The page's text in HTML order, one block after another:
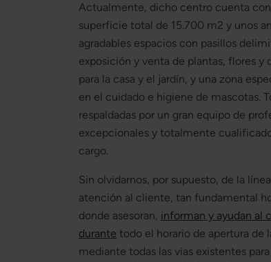
Actualmente, dicho centro cuenta
superficie total de 15.700 m2 y unos
agradables espacios con pasillos
exposición y venta de plantas, flores y
para la casa y el jardín, y una zona
en el cuidado e higiene de mascotas.
respaldadas por un gran equipo de
excepcionales y totalmente
cargo.
Sin olvidarnos, por supuesto, de la
atención al cliente, tan fundamental
donde asesoran, informan y ayudan al
durante todo el horario de apertura de
mediante todas las vías existentes